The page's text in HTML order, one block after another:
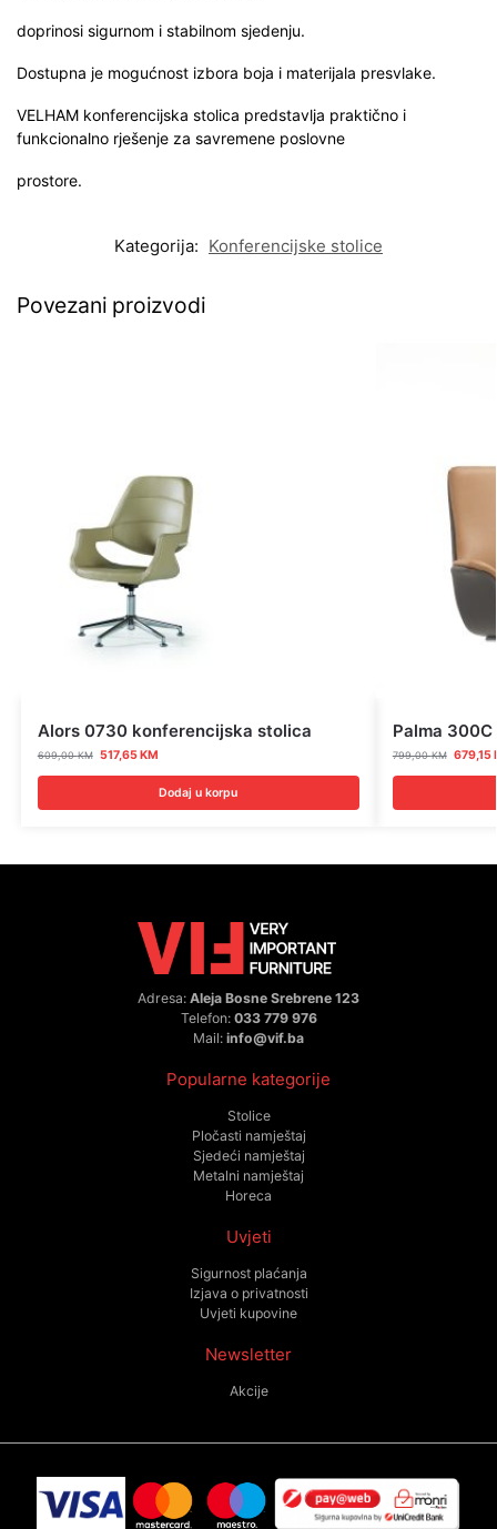
doprinosi sigurnom i stabilnom sjedenju.
Dostupna je mogućnost izbora boja i materijala presvlake.
VELHAM konferencijska stolica predstavlja praktično i
funkcionalno rješenje za savremene poslovne
prostore.
Kategorija: Konferencijske stolice
Povezani proizvodi
Alors 0730 konferencijska stolica
609,00KM 517,65KM
Dodaj u korpu
Palma
799,00KM 679,15
Adresa: Aleja Bosne Srebrene 123
Telefon: 033 779 976
Mail: info@vif.ba
Popularne kategorije
Stolice
Pločasti namještaj
Sjedeći namještaj
Metalni namještaj
Horeca
Uvjeti
Sigurnost plaćanja
Izjava o privatnosti
Uvjeti kupovine
Newsletter
Akcije